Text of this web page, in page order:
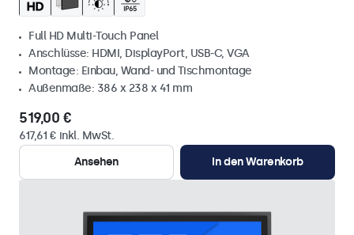
Full HD Multi-Touch Panel
Anschlüsse: HDMI, DisplayPort, USB-C, VGA
Montage: Einbau, Wand- und Tischmontage
Außenmaße: 386 x 238 x 41 mm
519,00 €
617,61 € inkl. MwSt.
Ansehen
In den Warenkorb